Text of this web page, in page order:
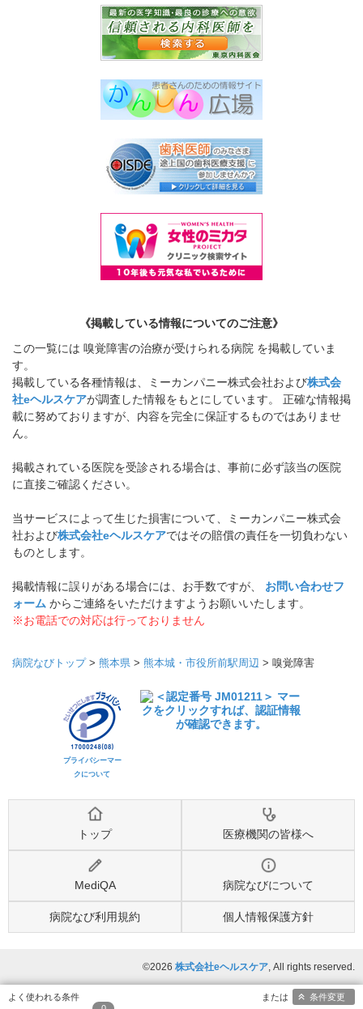
《掲載している情報についてのご注意》
この一覧には 嗅覚障害の治療が受けられる病院 を掲載していま
す。
掲載している各種情報は、ミーカンパニー株式会社および株式会
社eヘルスケアが調査した情報をもとにしています。 正確な情報掲
載に努めておりますが、内容を完全に保証するものではありませ
ん。
掲載されている医院を受診される場合は、事前に必ず該当の医院
に直接ご確認ください。
当サービスによって生じた損害について、ミーカンパニー株式会
社および株式会社eヘルスケアではその賠償の責任を一切負わない
ものとします。
掲載情報に誤りがある場合には、お手数ですが、 お問い合わせフ
ォーム からご連絡をいただけますようお願いいたします。
※お電話での対応は行っておりません
病院なびトップ> 熊本県 > 熊本城・市役所前駅周辺 > 嗅覚障害
プライバシーマー
クについて
トップ 医療機関の皆様へ
MediQA 病院なびについて
病院なび利用規約 個人情報保護方針
©2026 株式会社eヘルスケア, All rights reserved.
条件変更